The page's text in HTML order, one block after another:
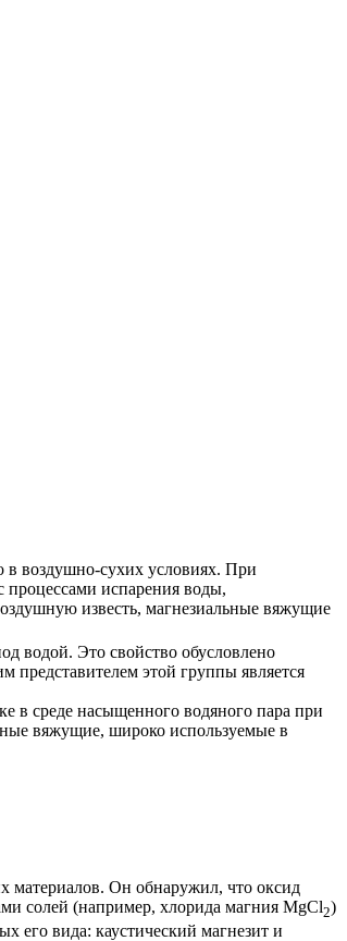
в воздушно-сухих условиях. При
процессами испарения воды,
известь, магнезиальные вяжущие
водой. Это свойство обусловлено
представителем этой группы является
в среде насыщенного водяного пара при
вяжущие, широко используемые в
материалов. Он обнаружил, что оксид
солей (например, хлорида магния MgCl2)
его вида: каустический магнезит и